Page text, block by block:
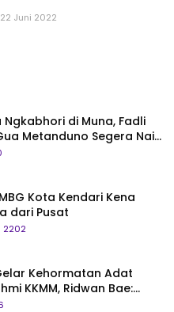
22 Juni 2022
Ngkabhori di Muna, Fadli
Metanduno Segera Naik
Budaya Nasional
Kota Kendari Kena
dari Pusat
2202
Kehormatan Adat
KKMM, Ridwan Bae:
Belum Pantas!